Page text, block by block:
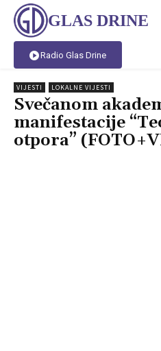
GLAS DRINE
Radio Glas Drine
VIJESTI LOKALNE VIJESTI
Svečanom
manifestacije
otpora”